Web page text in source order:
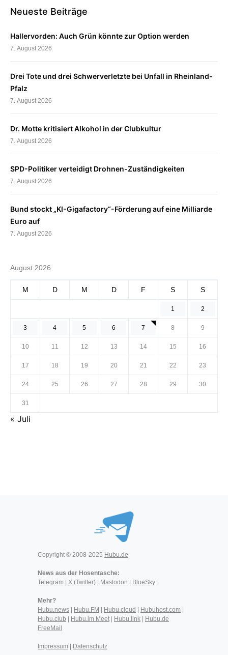
Neueste Beiträge
Hallervorden: Auch Grün könnte zur Option werden
7. August 2026
Drei Tote und drei Schwerverletzte bei Unfall in Rheinland-
Pfalz
7. August 2026
Dr. Motte kritisiert Alkohol in der Clubkultur
7. August 2026
SPD-Politiker verteidigt Drohnen-Zuständigkeiten
7. August 2026
Bund stockt „KI-Gigafactory“-Förderung auf eine Milliarde
Euro auf
7. August 2026
August 2026
M D M D F S S
1 2
3 4 5 6 7 8 9
10 11 12 13 14 15 16
17 18 19 20 21 22 23
24 25 26 27 28 29 30
31
« Juli
Copyright © 2008-2025 Hubu.de
News aus der Hosentasche:
Telegram
X (Twitter) Mastodon BlueSky
Mehr?
Hubu.news
Hubu.FM Hubu.cloud Hubuhost.com
Hubu.club
Hubu.im Meet| Hubu.link
Hubu.de
FreeMail
Impressum Datenschutz